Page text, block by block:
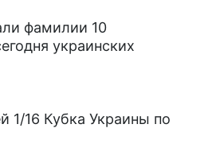
фамилии 10
украинских
1/16 Кубка Украины по